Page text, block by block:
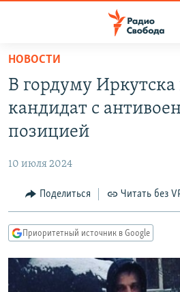
упрощенного
доступа
основному
Вернутся
Вернутся
поиску
ПОДКАСТЫ
АВТОРСКИЕ ПРОЕКТЫ
МНЕНИЯ
КУЛЬТУРА
КАВКАЗ.РЕАЛИИ
СЕВЕР.РЕАЛИИ
НОВОСТИ
В гордуму
кандидат с
позицией
10 июля 2024
Поделиться Читать без
Приоритетный источник в Google